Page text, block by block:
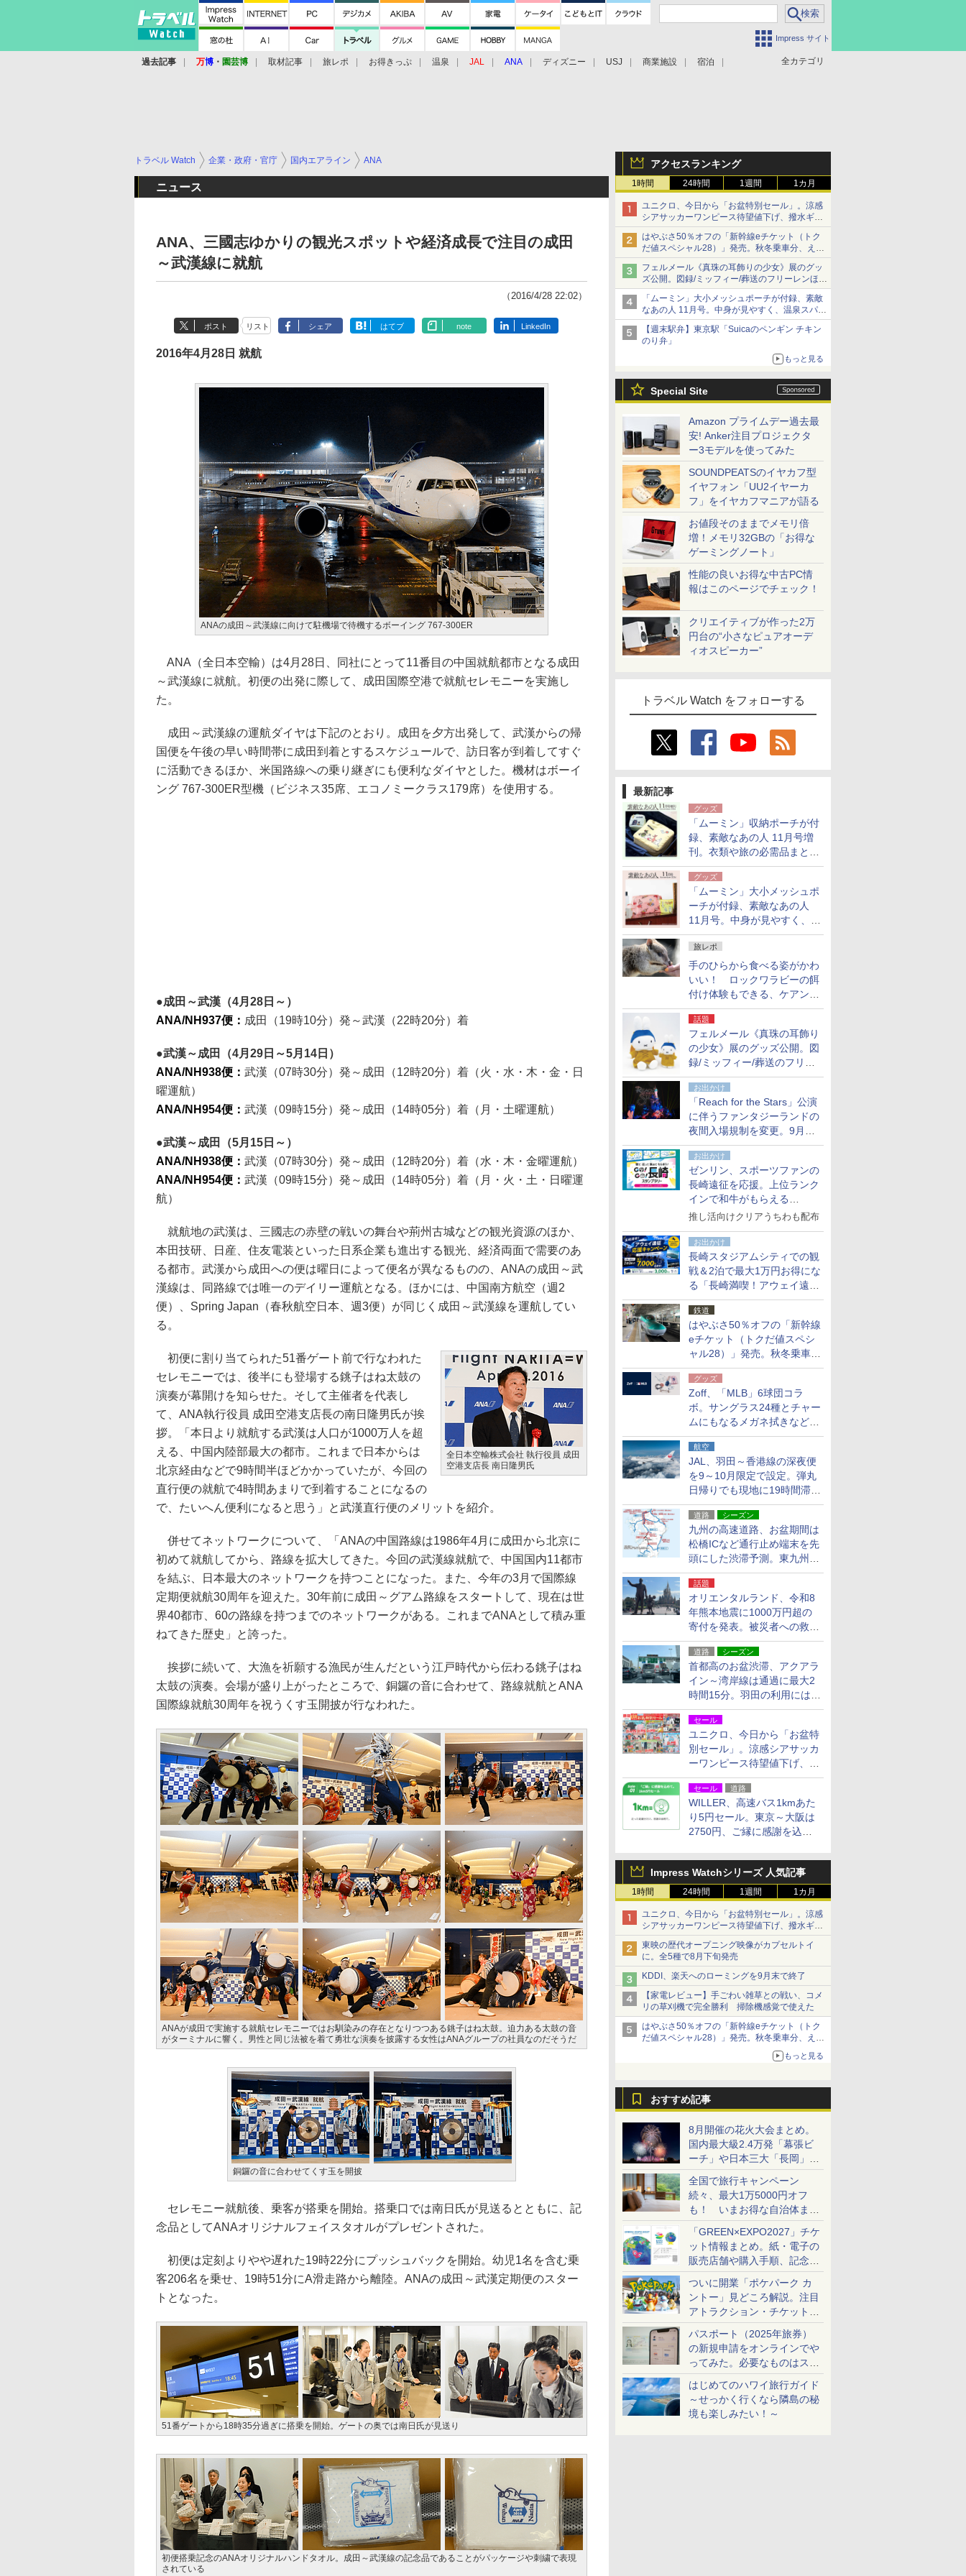
Impress サイト
全カテゴリ
過去記事 万博 ・ 園芸博 取材記事 旅レポ お得きっぷ 温泉 JAL ANA ディズニー USJ 商業施設 宿泊
アクセスランキング
1時間 24時間 1週間 1カ月
ユニクロ、今日から「お盆特別セール」。涼感
シアサッカーワンピース待望値下げ、撥水ギア
ショーツは1990円に
はやぶさ50％オフの「新幹線eチケット（トク
だ値スペシャル28）」発売。秋冬乗車分、えき
ねっと限定
フェルメール《真珠の耳飾りの少女》展のグッ
ズ公開。図録/ミッフィー/葬送のフリーレンほ
か、注目ブランドコラボが実現
「ムーミン」大小メッシュポーチが付録、素敵
なあの人 11月号。中身が見やすく、温泉スパに
も使える
【週末駅弁】東京駅「Suicaのペンギン チキン
のり弁」
もっと見る
Special Site
Amazon プライムデー過去最
安! Anker注目プロジェクタ
ー3モデルを使ってみた
SOUNDPEATSのイヤカフ型
イヤフォン「UU2イヤーカ
フ」をイヤカフマニアが語る
お値段そのままでメモリ倍
増！メモリ32GBの「お得な
ゲーミングノート」
性能の良いお得な中古PC情
報はこのページでチェック！
クリエイティブが作った2万
円台の“小さなピュアオーデ
ィオスピーカー”
トラベル Watch をフォローする
最新記事
グッズ
「ムーミン」収納ポーチが付
録、素敵なあの人 11月号増
刊。衣類や旅の必需品まとま
る大小2個セット
グッズ
「ムーミン」大小メッシュポ
ーチが付録、素敵なあの人
11月号。中身が見やすく、温
泉スパにも使える
旅レポ
手のひらから食べる姿がかわ
いい！ ロックワラビーの餌
付け体験もできる、ケアンズ
でアサートン高原の日本語ガ
イド付きツアーに参加してみ
た
話題
フェルメール《真珠の耳飾り
の少女》展のグッズ公開。図
録/ミッフィー/葬送のフリー
レンほか、注目ブランドコラ
ボが実現
お出かけ
「Reach for the Stars」公演
に伴うファンタジーランドの
夜間入場規制を変更。9月か
ら18時50分～20時ごろに
お出かけ
ゼンリン、スポーツファンの
長崎遠征を応援。上位ランク
インで和牛がもらえる
「GO！GO！長崎スタンプラ
推し活向けクリアうちわも配布
お出かけ
長崎スタジアムシティでの観
戦＆2泊で最大1万円お得にな
る「長崎満喫！アウェイ遠征
応援キャンペーン」
鉄道
はやぶさ50％オフの「新幹線
eチケット（トクだ値スペシ
ャル28）」発売。秋冬乗車
分、えきねっと限定
グッズ
Zoff、「MLB」6球団コラ
ボ。サングラス24種とチャー
ムにもなるメガネ拭きなど雑
貨24種
航空
JAL、羽田～香港線の深夜便
を9～10月限定で設定。弾丸
日帰りでも現地に19時間滞在
できる
道路 シーズン
九州の高速道路、お盆期間は
松橋ICなど通行止め端末を先
頭にした渋滞予測。東九州道
への迂回は料金調整を実施
話題
オリエンタルランド、令和8
年熊本地震に1000万円超の
寄付を発表。被災者への救援
活動・復旧支援
道路 シーズン
首都高のお盆渋滞、アクアラ
イン～湾岸線は通過に最大2
時間15分。羽田の利用には
「空港西出口」の利用検討を
セール
ユニクロ、今日から「お盆特
別セール」。涼感シアサッカ
ーワンピース待望値下げ、撥
水ギアショーツは1990円に
セール 道路
WILLER、高速バス1kmあた
り5円セール。東京～大阪は
2750円、ご縁に感謝を込め
Impress Watchシリーズ 人気記事
1時間 24時間 1週間 1カ月
ユニクロ、今日から「お盆特別セール」。涼感
シアサッカーワンピース待望値下げ、撥水ギア
ショーツは1990円に
東映の歴代オープニング映像がカプセルトイ
に。全5種で8月下旬発売
KDDI、楽天へのローミングを9月末で終了
【家電レビュー】手ごわい雑草との戦い、コメ
リの草刈機で完全勝利 掃除機感覚で使えた
はやぶさ50％オフの「新幹線eチケット（トク
だ値スペシャル28）」発売。秋冬乗車分、えき
もっと見る
おすすめ記事
8月開催の花火大会まとめ。
国内最大級2.4万発「幕張ビ
ーチ」や日本三大「長岡」な
ど大型イベント目白押し！
全国で旅行キャンペーン
続々、最大1万5000円オフ
も！ いまお得な自治体まと
め
「GREEN×EXPO2027」チケ
ット情報まとめ。紙・電子の
販売店舗や購入手順、記念チ
ケットも解説
ついに開業「ポケパーク カ
ントー」見どころ解説。注目
アトラクション・チケット手
配・来場前に必要な準備は？
パスポート（2025年旅券）
の新規申請をオンラインでや
ってみた。必要なものはスマ
ホとマイナカードのみ
はじめてのハワイ旅行ガイド
～せっかく行くなら隣島の秘
境も楽しみたい！～
トラベル Watch 企業・政府・官庁 国内エアライン ANA
ニュース
ANA、三國志ゆかりの観光スポットや経済成長で注目の成田
～武漢線に就航
（2016/4/28 22:02）
ポスト リスト シェア はてブ note LinkedIn
2016年4月28日 就航
ANAの成田～武漢線に向けて駐機場で待機するボーイング 767-300ER
ANA（全日本空輸）は4月28日、同社にとって11番目の中国就航都市となる成田
～武漢線に就航。初便の出発に際して、成田国際空港で就航セレモニーを実施し
た。
成田～武漢線の運航ダイヤは下記のとおり。成田を夕方出発して、武漢からの帰
国便を午後の早い時間帯に成田到着とするスケジュールで、訪日客が到着してすぐ
に活動できるほか、米国路線への乗り継ぎにも便利なダイヤとした。機材はボーイ
ング 767-300ER型機（ビジネス35席、エコノミークラス179席）を使用する。
成田～武漢（4月28日～）
ANA/NH937便： 成田（19時10分）発～武漢（22時20分）着
武漢～成田（4月29日～5月14日）
ANA/NH938便： 武漢（07時30分）発～成田（12時20分）着（火・水・木・金・日
曜運航）
ANA/NH954便： 武漢（09時15分）発～成田（14時05分）着（月・土曜運航）
武漢～成田（5月15日～）
ANA/NH938便： 武漢（07時30分）発～成田（12時20分）着（水・木・金曜運航）
ANA/NH954便： 武漢（09時15分）発～成田（14時05分）着（月・火・土・日曜運
航）
就航地の武漢は、三國志の赤壁の戦いの舞台や荊州古城などの観光資源のほか、
本田技研、日産、住友電装といった日系企業も進出する観光、経済両面で需要のあ
る都市。武漢から成田への便は曜日によって便名が異なるものの、ANAの成田～武
漢線は、同路線では唯一のデイリー運航となる。ほかには、中国南方航空（週2
便）、Spring Japan（春秋航空日本、週3便）が同じく成田～武漢線を運航してい
る。
全日本空輸株式会社 執行役員 成田
空港支店長 南日隆男氏
初便に割り当てられた51番ゲート前で行なわれた
セレモニーでは、後半にも登場する銚子はね太鼓の
演奏が幕開けを知らせた。そして主催者を代表し
て、ANA執行役員 成田空港支店長の南日隆男氏が挨
拶。「本日より就航する武漢は人口が1000万人を超
える、中国内陸部最大の都市。これまで日本からは
北京経由などで9時間半ほどかかっていたが、今回の
直行便の就航で4時間あまりで到着することになるの
で、たいへん便利になると思う」と武漢直行便のメリットを紹介。
併せてネットワークについて、「ANAの中国路線は1986年4月に成田から北京に
初めて就航してから、路線を拡大してきた。今回の武漢線就航で、中国国内11都市
を結ぶ、日本最大のネットワークを持つことになった。また、今年の3月で国際線
定期便就航30周年を迎えた。30年前に成田～グアム路線をスタートして、現在は世
界40都市、60の路線を持つまでのネットワークがある。これまでANAとして積み重
ねてきた歴史」と誇った。
挨拶に続いて、大漁を祈願する漁民が生んだという江戸時代から伝わる銚子はね
太鼓の演奏。会場が盛り上がったところで、銅鑼の音に合わせて、路線就航とANA
国際線就航30周年を祝うくす玉開披が行なわれた。
ANAが成田で実施する就航セレモニーではお馴染みの存在となりつつある銚子はね太鼓。迫力ある太鼓の音
がターミナルに響く。男性と同じ法被を着て勇壮な演奏を披露する女性はANAグループの社員なのだそうだ
銅鑼の音に合わせてくす玉を開披
セレモニー就航後、乗客が搭乗を開始。搭乗口では南日氏が見送るとともに、記
念品としてANAオリジナルフェイスタオルがプレゼントされた。
初便は定刻よりやや遅れた19時22分にプッシュバックを開始。幼児1名を含む乗
客206名を乗せ、19時51分にA滑走路から離陸。ANAの成田～武漢定期便のスター
トとなった。
51番ゲートから18時35分過ぎに搭乗を開始。ゲートの奥では南日氏が見送り
初便搭乗記念のANAオリジナルハンドタオル。成田～武漢線の記念品であることがパッケージや刺繍で表現
されている